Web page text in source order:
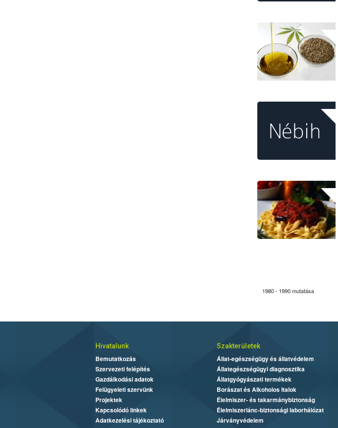
1980 - 1990 mutatása
Hivatalunk
Bemutatkozás
Szervezeti felépítés
Gazdálkodási adatok
Felügyeleti szervünk
Projektek
Kapcsolódó linkek
Adatkezelési tájékoztató
Szakterületek
Állat-egészségügy és állatvédelem
Állategészségügyi diagnosztika
Állatgyógyászati termékek
Borászat és Alkoholos Italok
Élelmiszer- és takarmánybiztonság
Élelmiszerlánc-biztonsági laborhálózat
Járványvédelem